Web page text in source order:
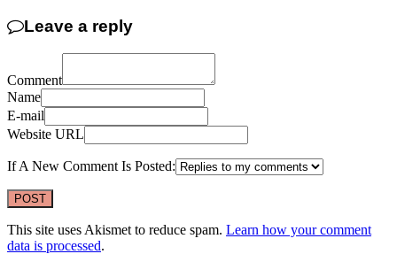
Leave a reply
Comment
Name
E-mail
Website URL
If A New Comment Is Posted:
This site uses Akismet to reduce spam. Learn how your comment
data is processed.